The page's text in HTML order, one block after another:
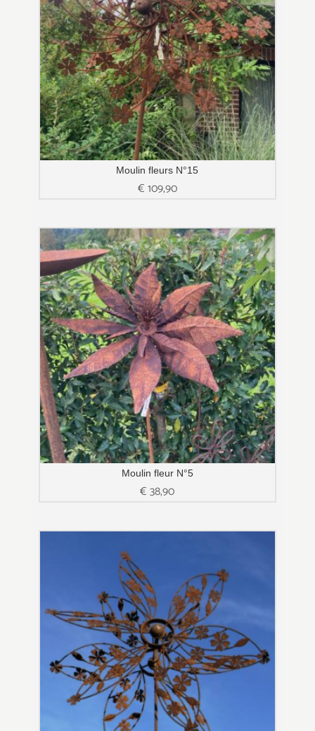
Moulin fleurs N°15
€109,90
Moulin fleur N°5
€38,90